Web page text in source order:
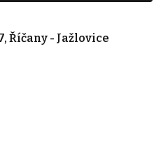
Říčany - Jažlovice